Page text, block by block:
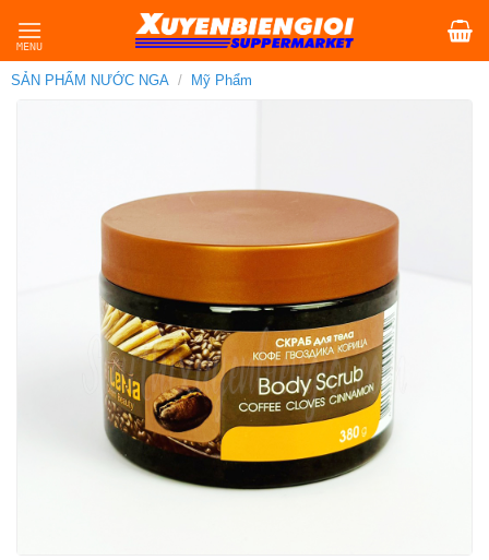
content
SẢN PHẨM NƯỚC NGA / Mỹ Phẩm